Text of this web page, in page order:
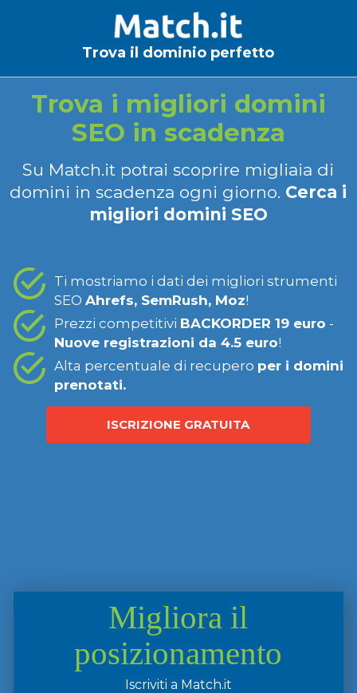
Trova il dominio perfetto
Trova i migliori domini
SEO in scadenza
Su Match.it potrai scoprire migliaia di
domini in scadenza ogni giorno. Cerca i
migliori domini SEO
Ti mostriamo i dati dei migliori strumenti
SEO Ahrefs, SemRush, Moz!
Prezzi competitivi BACKORDER 19 euro -
Nuove registrazioni da 4.5 euro!
Alta percentuale di recupero per i domini
prenotati.
ISCRIZIONE GRATUITA
Migliora il
posizionamento
Iscriviti a Match.it